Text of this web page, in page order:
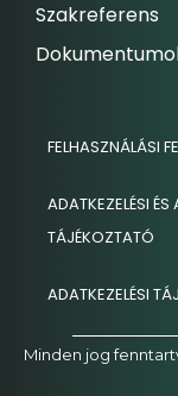
Szakreferens
FELHASZNÁLÁSI
ADATKEZELÉSI
TÁJÉKOZTATÓ
ADATKEZELÉSI
Minden jog